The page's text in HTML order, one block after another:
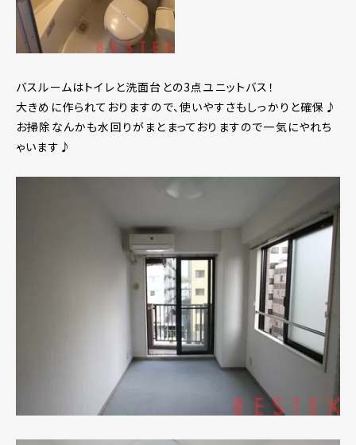
バスルームはトイレと洗面台との3点ユニットバス！
大きめに作られておりますので、使いやすさもしっかりと確保♪
お掃除なんかも水回りがまとまっておりますので一気にやれち
ゃいます♪